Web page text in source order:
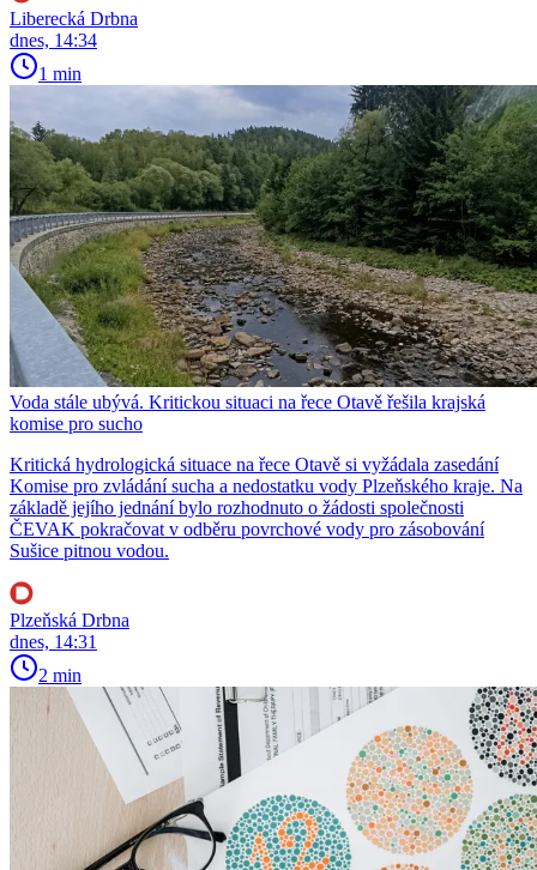
Liberecká Drbna
dnes, 14:34
1 min
Voda stále ubývá. Kritickou situaci na řece Otavě řešila krajská
komise pro sucho
Kritická hydrologická situace na řece Otavě si vyžádala zasedání
Komise pro zvládání sucha a nedostatku vody Plzeňského kraje. Na
základě jejího jednání bylo rozhodnuto o žádosti společnosti
ČEVAK pokračovat v odběru povrchové vody pro zásobování
Sušice pitnou vodou.
Plzeňská Drbna
dnes, 14:31
2 min